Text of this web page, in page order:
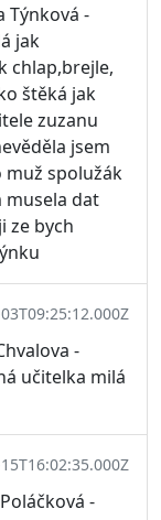
Týnková -
jak
chlap,brejle,
štěká jak
zuzanu
jsem
spolužák
musela dat
ze bych
-
učitelka milá
-